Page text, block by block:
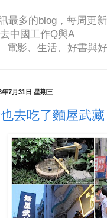
最多的blog，每周更
中國工作Q與A
影、生活、好書與
年7月31日 星期三
去吃了麵屋武